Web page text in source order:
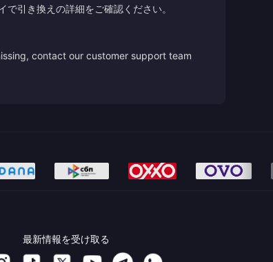
引き換えの詳細をご確認ください。
contact our customer support team
最新情報を受け取る